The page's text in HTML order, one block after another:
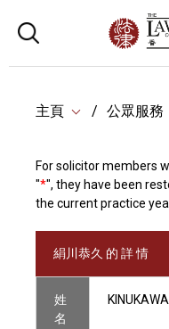
主頁 公眾服務
For solicitor members
"*", they have been
the current practice
絹川恭久 的 詳 情
姓
名